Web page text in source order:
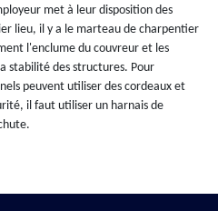
met à leur disposition des
lieu, il y a le marteau de charpentier
l'enclume du couvreur et les
stabilité des structures. Pour
peuvent utiliser des cordeaux et
il faut utiliser un harnais de